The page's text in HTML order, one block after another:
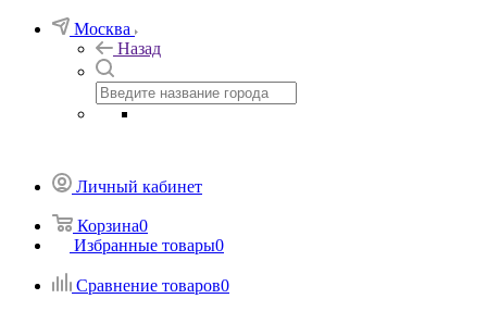
Москва
Назад
Личный кабинет
Корзина0
Избранные товары0
Сравнение товаров0